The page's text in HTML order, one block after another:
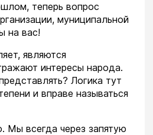
теперь вопрос
муниципальной
на вас!
являются
интересы народа.
Логика тут
и вправе называться
Мы всегда через запятую